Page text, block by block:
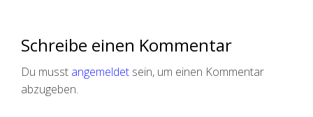
Schreibe einen Kommentar
Du musst angemeldet sein, um einen Kommentar
abzugeben.